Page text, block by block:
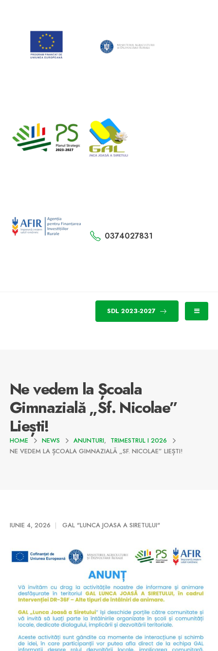
0374027831
SDL 2023-2027
Ne vedem la Școala
Gimnazială „Sf. Nicolae”
Liești!
HOME NEWS ANUNTURI, TRIMESTRUL I 2026
NE VEDEM LA ȘCOALA GIMNAZIALĂ „SF. NICOLAE” LIEȘTI!
IUNIE 4, 2026 GAL "LUNCA JOASA A SIRETULUI"